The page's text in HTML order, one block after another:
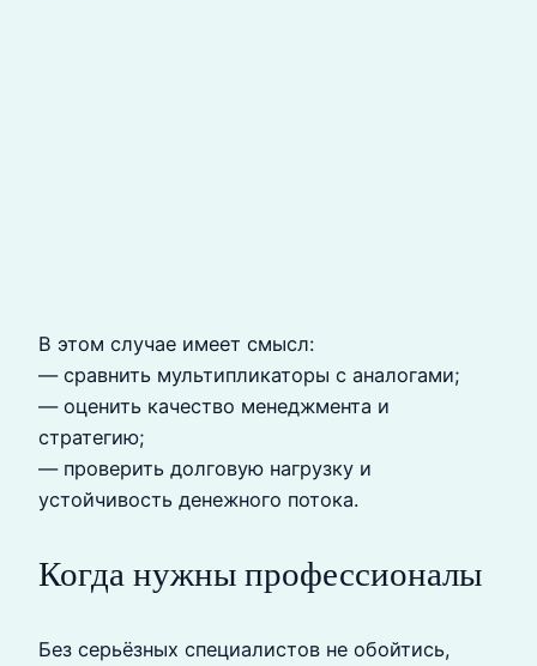
В этом случае имеет смысл:
— сравнить мультипликаторы с аналогами;
— оценить качество менеджмента и
стратегию;
— проверить долговую нагрузку и
устойчивость денежного потока.
Когда нужны профессионалы
Без серьёзных специалистов не обойтись,